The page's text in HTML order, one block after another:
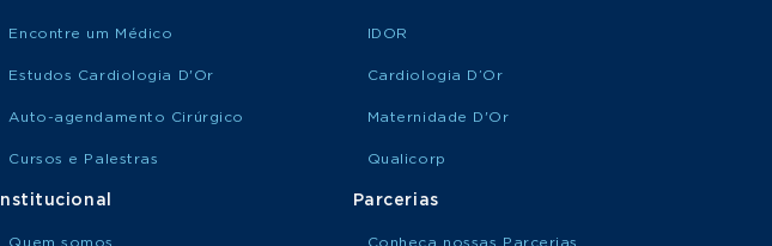
Encontre um Médico
Estudos Cardiologia D'Or
Auto-agendamento Cirúrgico
Cursos e Palestras
Institucional
Quem somos
IDOR
Cardiologia D’Or
Maternidade D'Or
Qualicorp
Parcerias
Conheça nossas Parcerias